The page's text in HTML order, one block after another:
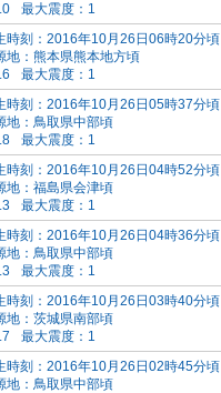
最大震度：1
時刻：2016年10月26日06時20分頃
地：熊本県熊本地方頃
最大震度：1
時刻：2016年10月26日05時37分頃
地：鳥取県中部頃
最大震度：1
時刻：2016年10月26日04時52分頃
地：福島県会津頃
最大震度：1
時刻：2016年10月26日04時36分頃
地：鳥取県中部頃
最大震度：1
時刻：2016年10月26日03時40分頃
地：茨城県南部頃
最大震度：1
時刻：2016年10月26日02時45分頃
地：鳥取県中部頃